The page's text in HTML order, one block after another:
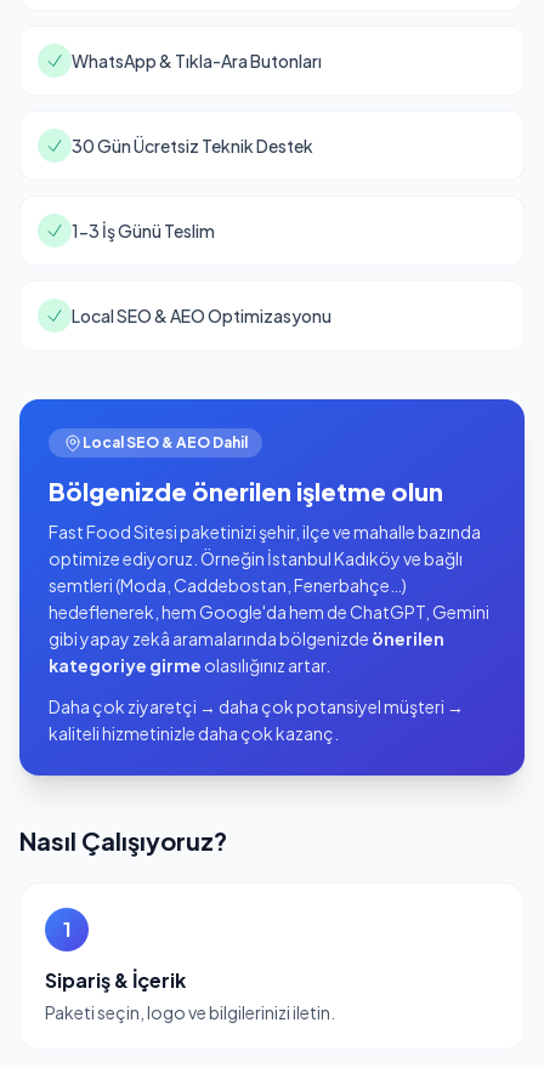
WhatsApp & Tıkla-Ara Butonları
30 Gün Ücretsiz Teknik Destek
1-3 İş Günü Teslim
Local SEO & AEO Optimizasyonu
Local SEO & AEO Dahil
Bölgenizde önerilen işletme olun
Fast Food Sitesi paketinizi şehir, ilçe ve mahalle bazında
optimize ediyoruz. Örneğin İstanbul Kadıköy ve bağlı
semtleri (Moda, Caddebostan, Fenerbahçe…)
hedeflenerek, hem Google'da hem de ChatGPT, Gemini
gibi yapay zekâ aramalarında bölgenizde önerilen
kategoriye girme olasılığınız artar.
Daha çok ziyaretçi → daha çok potansiyel müşteri →
kaliteli hizmetinizle daha çok kazanç.
Nasıl Çalışıyoruz?
1
Sipariş & İçerik
Paketi seçin, logo ve bilgilerinizi iletin.